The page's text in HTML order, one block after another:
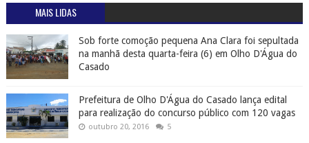
MAIS LIDAS
Sob forte comoção pequena Ana Clara foi sepultada
na manhã desta quarta-feira (6) em Olho D'Água do
Casado
Prefeitura de Olho D'Água do Casado lança edital
para realização do concurso público com 120 vagas
outubro 20, 2016 5